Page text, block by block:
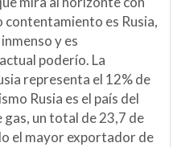
contentamiento es Rusia,
y es
poderío. La
representa el 12% de
Rusia es el país del
un total de 23,7 de
el mayor exportador de